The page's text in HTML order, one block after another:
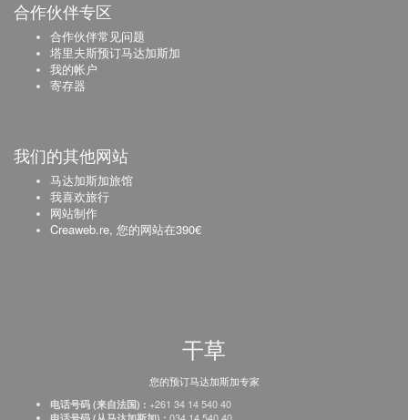
合作伙伴专区
合作伙伴常见问题
塔里夫斯预订马达加斯加
我的帐户
寄存器
我们的其他网站
马达加斯加旅馆
我喜欢旅行
网站制作
Creaweb.re, 您的网站在390€
干草
您的预订马达加斯加专家
电话号码 (来自法国) : +261 34 14 540 40